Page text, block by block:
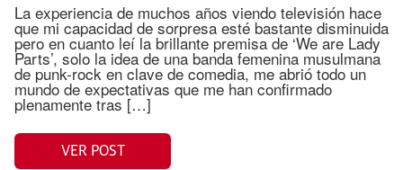
La experiencia de muchos años viendo televisión hace
que mi capacidad de sorpresa esté bastante disminuida
pero en cuanto leí la brillante premisa de ‘We are Lady
Parts’, solo la idea de una banda femenina musulmana
de punk-rock en clave de comedia, me abrió todo un
mundo de expectativas que me han confirmado
plenamente tras […]
VER POST